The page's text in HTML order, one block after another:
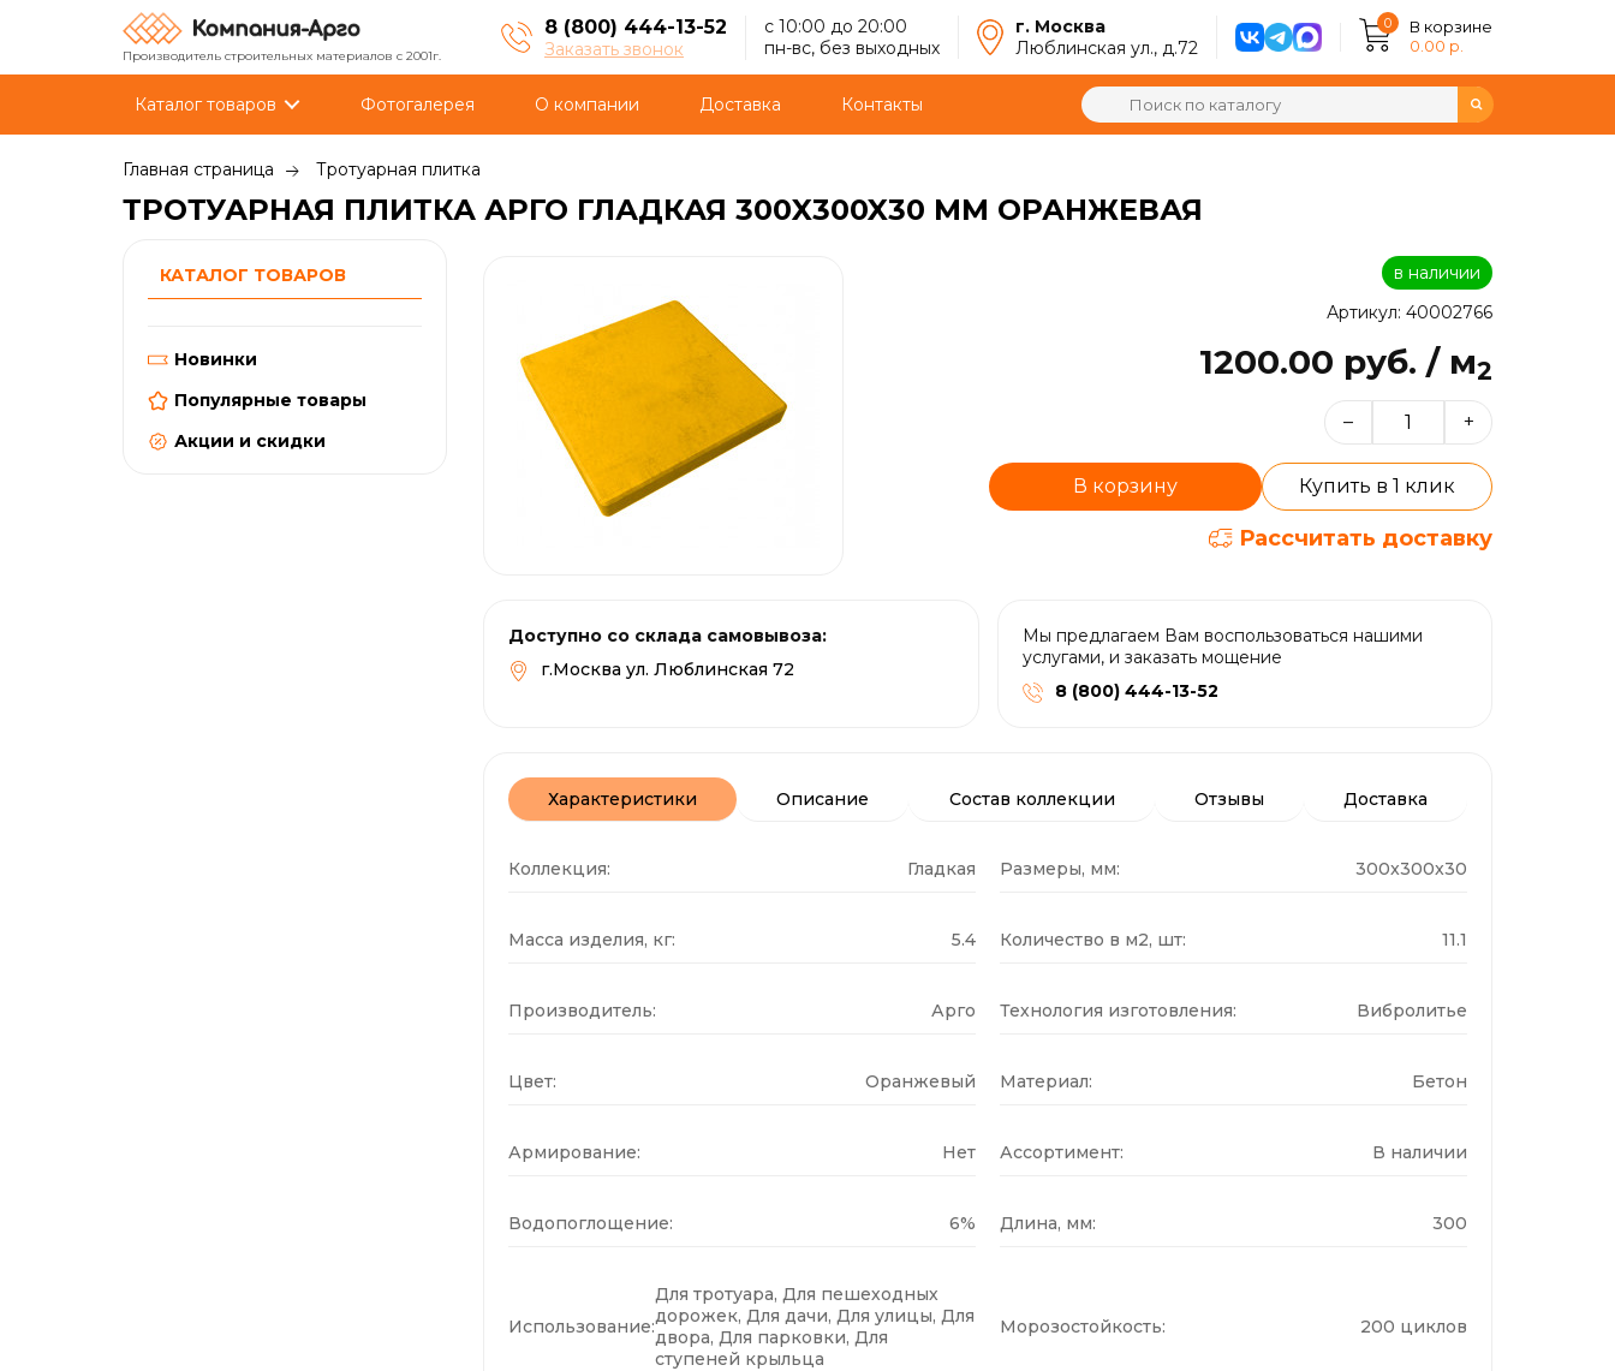
Производитель строительных материалов с 2001г.
8 (800) 444-13-52
Заказать звонок
с 10:00 до 20:00
пн-вс, без выходных
г. Москва
Люблинская ул., д.72
0
В корзине
0.00 р.
Каталог товаров Фотогалерея О компании Доставка Контакты
Главная страница Тротуарная плитка
ТРОТУАРНАЯ ПЛИТКА АРГО ГЛАДКАЯ 300X300X30 ММ ОРАНЖЕВАЯ
КАТАЛОГ ТОВАРОВ
Новинки
Популярные товары
Акции и скидки
в наличии
Артикул: 40002766
1200.00 руб. / м2
– +
В корзину Купить в 1 клик
Рассчитать доставку
Доступно со склада самовывоза:
г.Москва ул. Люблинская 72
Мы предлагаем Вам воспользоваться нашими
услугами, и заказать мощение
8 (800) 444-13-52
Характеристики Описание Состав коллекции Отзывы Доставка
Коллекция: Гладкая Размеры, мм: 300x300x30
Масса изделия, кг: 5.4 Количество в м2, шт: 11.1
Производитель: Арго Технология изготовления: Вибролитье
Цвет: Оранжевый Материал: Бетон
Армирование: Нет Ассортимент: В наличии
Водопоглощение: 6% Длина, мм: 300
Использование:
Для тротуара, Для пешеходных
дорожек, Для дачи, Для улицы, Для
двора, Для парковки, Для
ступеней крыльца
Морозостойкость: 200 циклов